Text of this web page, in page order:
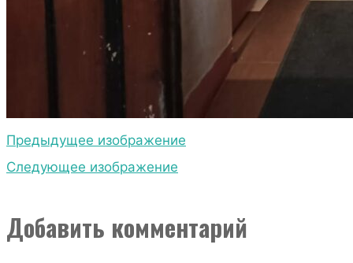
Предыдущее изображение
Следующее изображение
Добавить комментарий